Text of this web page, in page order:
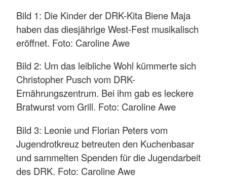
Bild 1: Die Kinder der DRK-Kita Biene Maja
haben das diesjährige West-Fest musikalisch
eröffnet. Foto: Caroline Awe
Bild 2: Um das leibliche Wohl kümmerte sich
Christopher Pusch vom DRK-
Ernährungszentrum. Bei ihm gab es leckere
Bratwurst vom Grill. Foto: Caroline Awe
Bild 3: Leonie und Florian Peters vom
Jugendrotkreuz betreuten den Kuchenbasar
und sammelten Spenden für die Jugendarbeit
des DRK. Foto: Caroline Awe